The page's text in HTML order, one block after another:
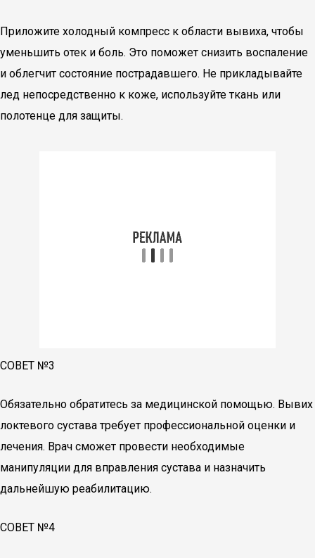
Приложите холодный компресс к области вывиха, чтобы
уменьшить отек и боль. Это поможет снизить воспаление
и облегчит состояние пострадавшего. Не прикладывайте
лед непосредственно к коже, используйте ткань или
полотенце для защиты.
СОВЕТ №3
Обязательно обратитесь за медицинской помощью. Вывих
локтевого сустава требует профессиональной оценки и
лечения. Врач сможет провести необходимые
манипуляции для вправления сустава и назначить
дальнейшую реабилитацию.
СОВЕТ №4